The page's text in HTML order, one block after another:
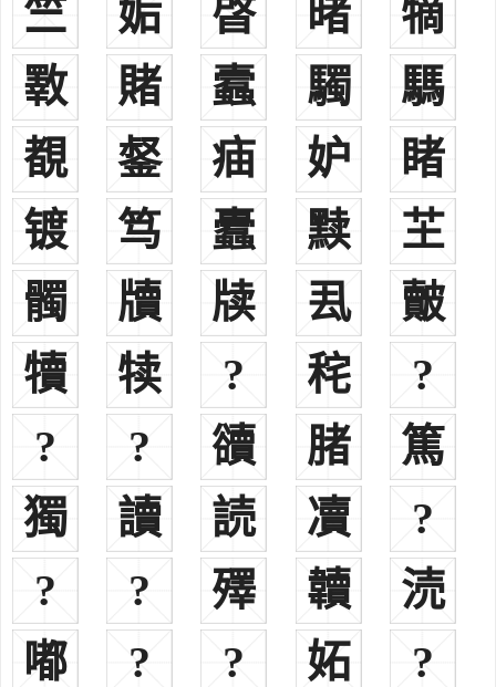
杜邺、汉时内黄人，凉州剌史。杜甫、唐时襄阳人，居杜陵，历
官右拾遗、华州司功参军，后弃官客秦州，大诗人，著有《杜工部
集》。
郡望：京兆、汉阳、南阳。
变化：北周大将军、夏州总管赫连达，勃勃之后，曾祖库多汗，
其他：
台湾杜姓在日本占领台湾时期曾被迫改用森、森山等日本姓，
1945年台湾光复后，仍恢复杜姓
五、
综合：见《集韵》。楚有杜熬。
六、
历史名人
杜姓古代名人
杜康相传为我国历史上最早酿酒的人，创造了用黏性高粱为原料
制成清酒的方法，被后人尊崇为酒圣
杜伯西周，为西周初杜地的领主，为杜姓始祖之一。
杜宇周朝，传说中的古蜀国国王。周代末年，七国称王，杜宇始
称帝于蜀，号曰望帝。
竺
姤 晵 暏
㹍
斁
賭 蠧 䮷
騳
覩
錖 㾄 妒
睹
镀
笃 蠹 黩
芏
髑
牘 牍 厾
皾
犢
犊 ? 秺
?
?
? 豄 䐗
篤
獨
讀 読 凟
?
?
? 殬 韥
涜
嘟
? ? 妬 ?